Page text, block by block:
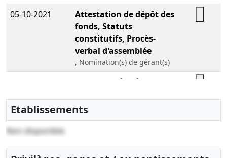
05-10-2021
Attestation de dépôt des
fonds, Statuts
constitutifs, Procès-
verbal d'assemblée
, Nomination(s) de gérant(s)
PV ayant décidé et
enregistrée, certifié
conforme par le
Etablissements
Non disponible